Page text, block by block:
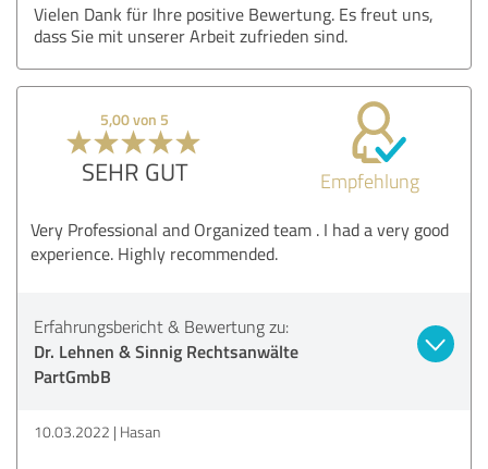
Vielen Dank für Ihre positive Bewertung. Es freut uns,
dass Sie mit unserer Arbeit zufrieden sind.
5,00 von 5
SEHR GUT Empfehlung
Very Professional and Organized team . I had a very good
experience. Highly recommended.
Erfahrungsbericht & Bewertung zu:
Dr. Lehnen & Sinnig Rechtsanwälte
PartGmbB
10.03.2022 Hasan